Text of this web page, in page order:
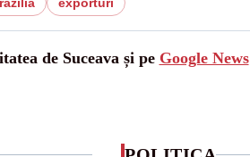
de Suceava și pe Google News